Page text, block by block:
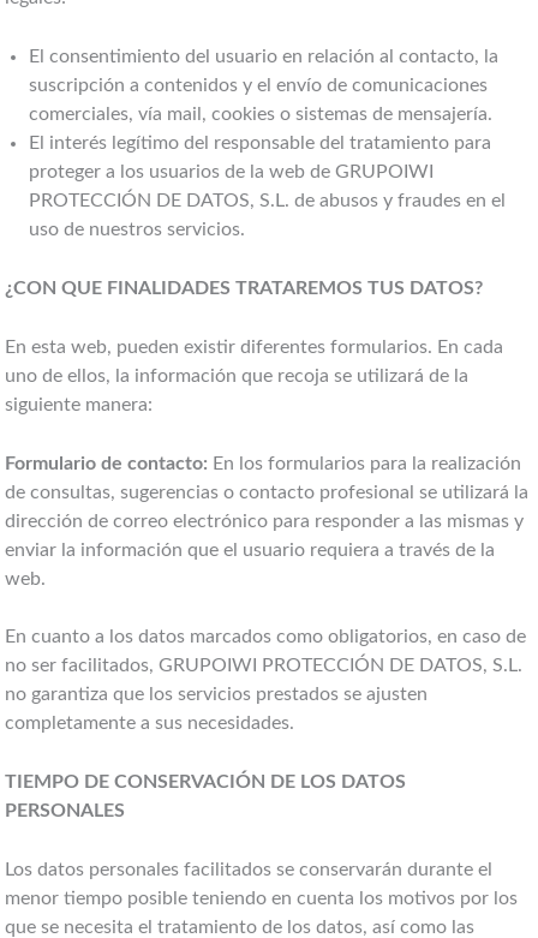
El consentimiento del usuario en relación al contacto, la
suscripción a contenidos y el envío de comunicaciones
comerciales, vía mail, cookies o sistemas de mensajería.
El interés legítimo del responsable del tratamiento para
proteger a los usuarios de la web de GRUPOIWI
PROTECCIÓN DE DATOS, S.L. de abusos y fraudes en el
uso de nuestros servicios.
¿CON QUE FINALIDADES TRATAREMOS TUS DATOS?
En esta web, pueden existir diferentes formularios. En cada
uno de ellos, la información que recoja se utilizará de la
siguiente manera:
Formulario de contacto: En los formularios para la realización
de consultas, sugerencias o contacto profesional se utilizará la
dirección de correo electrónico para responder a las mismas y
enviar la información que el usuario requiera a través de la
web.
En cuanto a los datos marcados como obligatorios, en caso de
no ser facilitados, GRUPOIWI PROTECCIÓN DE DATOS, S.L.
no garantiza que los servicios prestados se ajusten
completamente a sus necesidades.
TIEMPO DE CONSERVACIÓN DE LOS DATOS
PERSONALES
Los datos personales facilitados se conservarán durante el
menor tiempo posible teniendo en cuenta los motivos por los
que se necesita el tratamiento de los datos, así como las